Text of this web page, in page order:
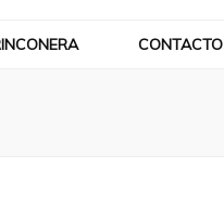
CONTACTO